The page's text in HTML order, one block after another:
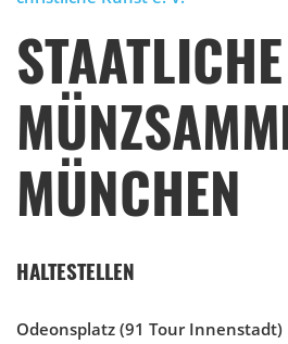
STAATLICHE
MÜNCHEN
HALTESTELLEN
Odeonsplatz (91 Tour Innenstadt)